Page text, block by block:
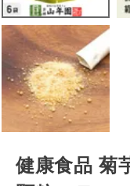
健康食品 菊